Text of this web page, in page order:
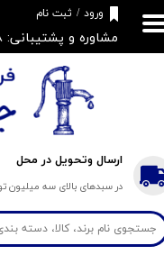
ارسال وتحویل در محل
در سبدهای بالای سه میلیون
مشاوره و پشتیبانی: 09121720528
ورود / ثبت نام
حساب کاربری من
تغییر گذر واژه
خروج از حساب کاربری